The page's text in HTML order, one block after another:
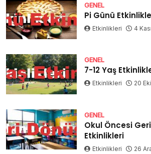
GENEL
Pi Günü
Etkinlikleri 4
GENEL
7-12 Yaş
Etkinlikleri 20
GENEL
Okul Öncesi
Etkinlikleri
Etkinlikleri 26